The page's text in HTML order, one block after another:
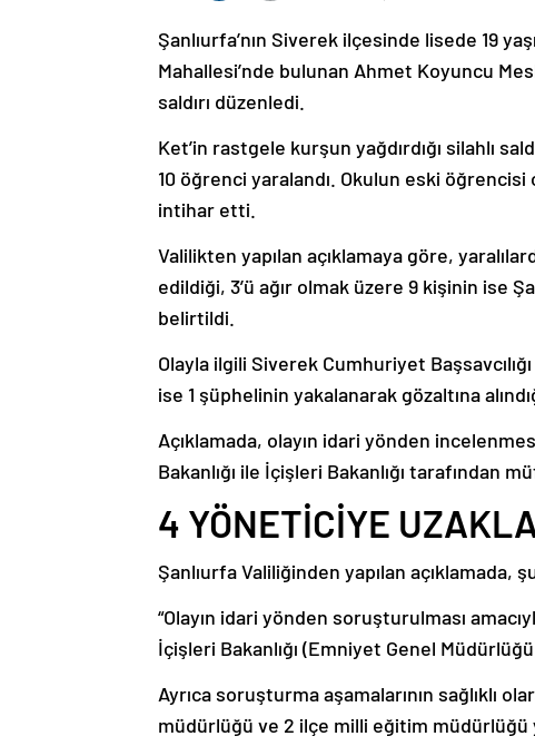
Şanlıurfa’nın Siverek ilçesinde lisede 19
Mahallesi’nde bulunan Ahmet Koyuncu
saldırı düzenledi.
Ket’in rastgele kurşun yağdırdığı silahlı
10 öğrenci yaralandı. Okulun eski öğrencisi
intihar etti.
Valilikten yapılan açıklamaya göre,
edildiği, 3’ü ağır olmak üzere 9 kişinin ise
belirtildi.
Olayla ilgili Siverek Cumhuriyet
ise 1 şüphelinin yakalanarak gözaltına
Açıklamada, olayın idari yönden
Bakanlığı ile İçişleri Bakanlığı tarafından
4 YÖNETİCİYE
Şanlıurfa Valiliğinden yapılan açıklamada,
“Olayın idari yönden soruşturulması
İçişleri Bakanlığı (Emniyet Genel
Ayrıca soruşturma aşamalarının sağlıklı
müdürlüğü ve 2 ilçe milli eğitim müdürlüğü